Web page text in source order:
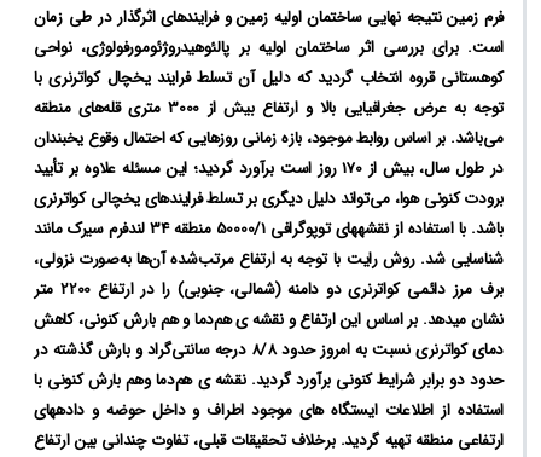
فرم زمین نتیجه نهایی ساختمان اولیه زمین و فرایندهای اثرگذار در طی زمان
است. برای بررسی اثر ساختمان اولیه بر پالئوهیدروژئومورفولوژی، نواحی
کوهستانی قروه انتخاب گردید که دلیل آن تسلط فرایند یخچال کواترنری با
توجه به عرض جغرافیایی بالا و ارتفاع بیش از 3000 متری قله‌های منطقه
می‌باشد. بر اساس روابط موجود، بازه زمانی روزهایی که احتمال وقوع یخبندان
در طول سال، بیش از 170 روز است برآورد گردید؛ این مسئله علاوه بر تأیید
برودت کنونی هوا، می‌تواند دلیل دیگری بر تسلط فرایندهای یخچالی کواترنری
باشد. با استفاده از نقشه‏های توپوگرافی 50000/1 منطقه 34 لندفرم سیرک مانند
شناسایی شد. روش رایت با توجه به ارتفاع مرتب‌شده آن‌ها به‌صورت نزولی،
برف مرز دائمی کواترنری دو دامنه (شمالی، جنوبی) را در ارتفاع 2200 متر
نشان می‏دهد. بر اساس این ارتفاع و نقشه‏ ی هم‌دما و هم بارش کنونی، کاهش
دمای کواترنری نسبت به امروز حدود 8/8 درجه سانتی‌گراد و بارش گذشته در
حدود دو برابر شرایط کنونی برآورد گردید. نقشه‏ ی هم‌دما وهم بارش کنونی با
استفاده از اطلاعات ایستگاه ‏های موجود اطراف و داخل حوضه و داده‏های
ارتفاعی منطقه تهیه گردید. برخلاف تحقیقات قبلی، تفاوت چندانی بین ارتفاع